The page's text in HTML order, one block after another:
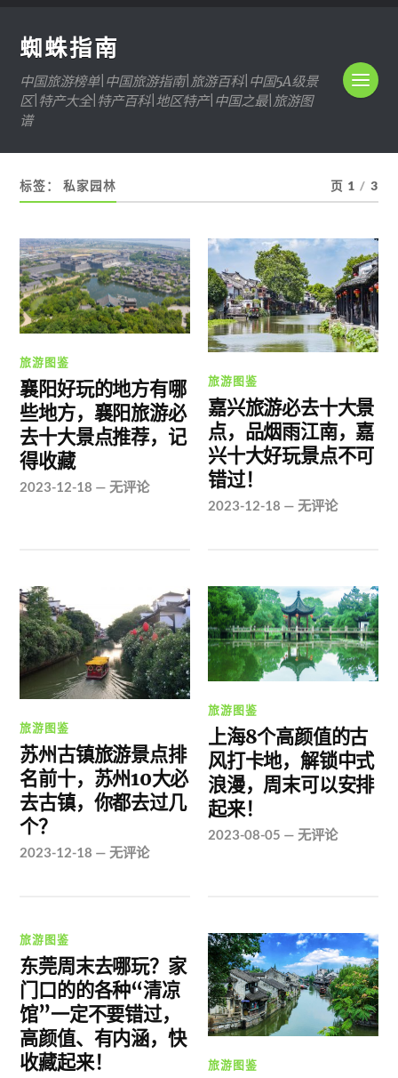
蜘蛛指南
中国旅游榜单|中国旅游指南|旅游百科|中国5A级景
区|特产大全|特产百科|地区特产|中国之最|旅游图
谱
标签：私家园林 页 1 / 3
旅游图鉴
襄阳好玩的地方有哪
些地方，襄阳旅游必
去十大景点推荐，记
得收藏
2023-12-18 —无评论
旅游图鉴
嘉兴旅游必去十大景
点，品烟雨江南，嘉
兴十大好玩景点不可
错过！
2023-12-18 —无评论
旅游图鉴
苏州古镇旅游景点排
名前十，苏州10大必
去古镇，你都去过几
个？
2023-12-18 —无评论
旅游图鉴
上海8个高颜值的古
风打卡地，解锁中式
浪漫，周末可以安排
起来！
2023-08-05 —无评论
旅游图鉴
东莞周末去哪玩？家
门口的的各种“清凉
馆”一定不要错过，
高颜值、有内涵，快
收藏起来！
旅游图鉴